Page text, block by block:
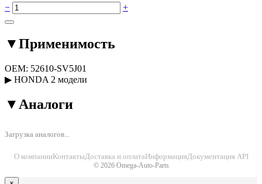
−
+
▼Применимость
OEM: 52610-SV5J01
▶ HONDA 2 модели
▼ Аналоги
Загрузка аналогов...
О компанииКонтактыДоставка и оплатаИнформацияДокументация API
© 2026 Omega-Auto-Parts